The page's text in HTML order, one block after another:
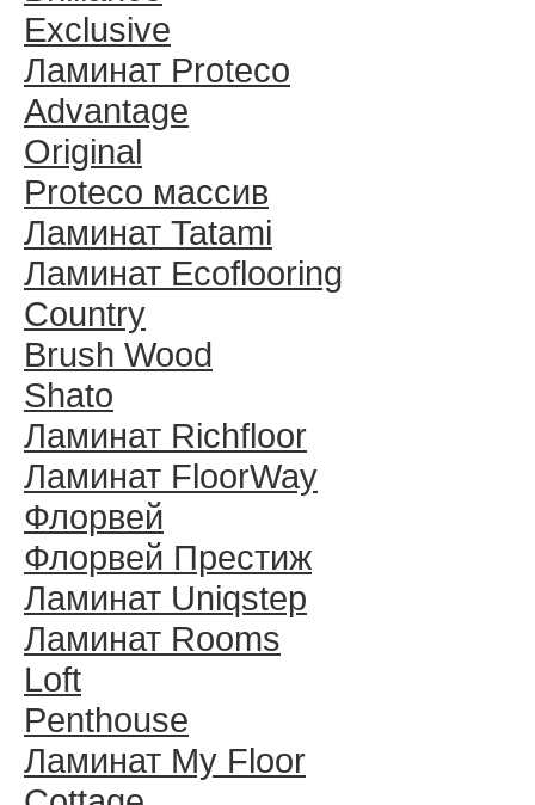
Exclusive
Ламинат Proteco
Advantage
Original
Proteco массив
Ламинат Tatami
Ламинат Ecoflooring
Country
Brush Wood
Shato
Ламинат Richfloor
Ламинат FloorWay
Флорвей
Флорвей Престиж
Ламинат Uniqstep
Ламинат Rooms
Loft
Penthouse
Ламинат My Floor